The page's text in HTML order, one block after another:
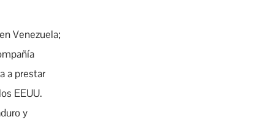
Venezuela;
a prestar
EEUU.
y